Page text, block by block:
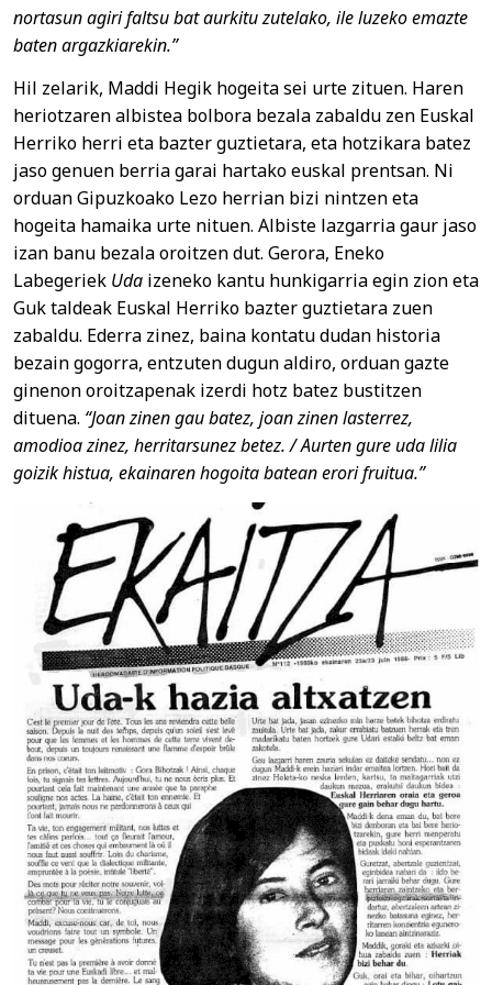
nortasun agiri faltsu bat aurkitu zutelako, ile luzeko emazte
baten argazkiarekin.”
Hil zelarik, Maddi Hegik hogeita sei urte zituen. Haren
heriotzaren albistea bolbora bezala zabaldu zen Euskal
Herriko herri eta bazter guztietara, eta hotzikara batez
jaso genuen berria garai hartako euskal prentsan. Ni
orduan Gipuzkoako Lezo herrian bizi nintzen eta
hogeita hamaika urte nituen. Albiste lazgarria gaur jaso
izan banu bezala oroitzen dut. Gerora, Eneko
Labegeriek Uda izeneko kantu hunkigarria egin zion eta
Guk taldeak Euskal Herriko bazter guztietara zuen
zabaldu. Ederra zinez, baina kontatu dudan historia
bezain gogorra, entzuten dugun aldiro, orduan gazte
ginenon oroitzapenak izerdi hotz batez bustitzen
dituena. “Joan zinen gau batez, joan zinen lasterrez,
amodioa zinez, herritarsunez betez. / Aurten gure uda lilia
goizik histua, ekainaren hogoita batean erori fruitua.”